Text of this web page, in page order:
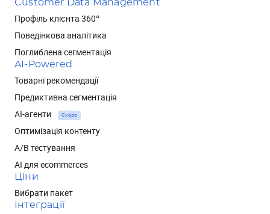
Customer Data Management
Профіль клієнта 360°
Поведінкова аналітика
Поглиблена сегментація
AI-Powered
Товарні рекомендації
Предиктивна сегментація
AI-агенти
Скоро
Оптимізація контенту
А/В тестування
AI для ecommerces
Ціни
Вибрати пакет
Інтеграції